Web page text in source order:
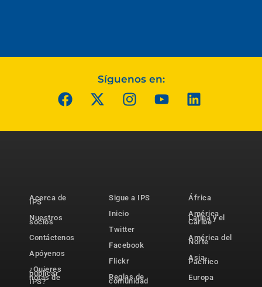
Síguenos en:
Acerca de
IPS
Nuestros
socios
Contáctenos
Apóyenos
¿Quieres
publicar
notas de
IPS?
Sigue a IPS
Inicio
Twitter
Facebook
Flickr
Reglas de
comunidad
África
América
Latina y el
Caribe
América del
Norte
Asia-
Pacífico
Europa